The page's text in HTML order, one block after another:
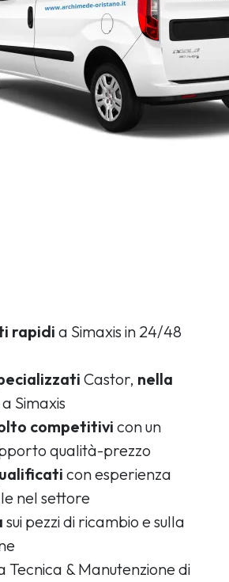
rapidi a Simaxis in 24/48
Castor, nella
a Simaxis
competitivicon un
qualità-prezzo
con esperienza
nel settore
sui pezzi di ricambio e sulla
Tecnica & Manutenzione di